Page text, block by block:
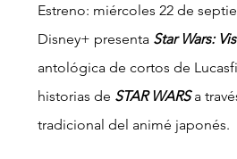
Estreno: miércoles 22 de
Disney+ presenta Star Wars:
antológica de cortos de
historias de STAR WARS a
tradicional del animé japonés.